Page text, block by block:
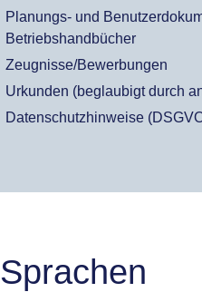
Planungs- und
Betriebshandbücher
Zeugnisse/Bewerbungen
Urkunden (beglaubigt durch
Datenschutzhinweise
Sprachen